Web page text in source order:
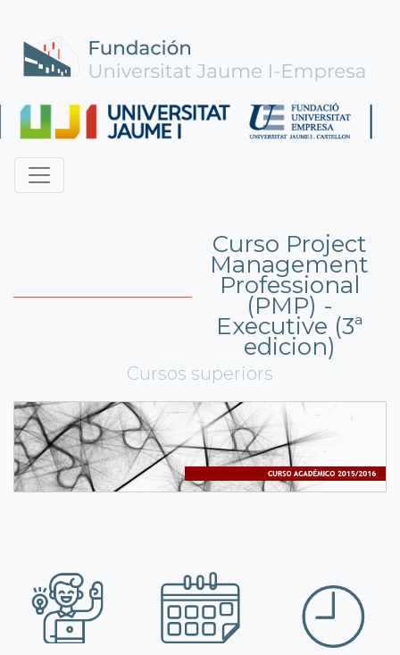
Curso Project
Management
Professional
(PMP) -
Executive (3ª
edicion)
Cursos superiors